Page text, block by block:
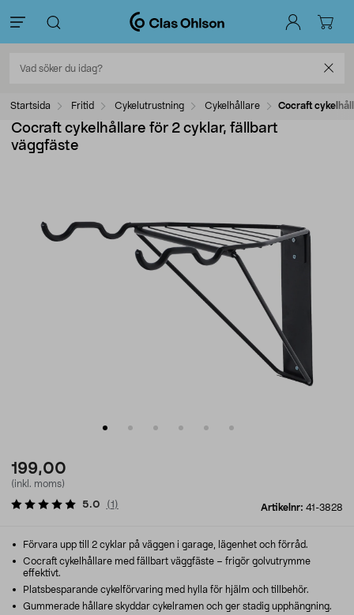
Startsida Fritid Cykelutrustning Cykelhållare Cocraft
Cocraft cykelhållare för 2 cyklar, fällbart
väggfäste
199,00
(inkl. moms)
Artikelnr: 41-3828
5.0 (1 )
Förvara upp till 2 cyklar på väggen i garage, lägenhet och förråd.
Cocraft cykelhållare med fällbart väggfäste – frigör golvutrymme
effektivt.
Platsbesparande cykelförvaring med hylla för hjälm och tillbehör.
Gummerade hållare skyddar cykelramen och ger stadig upphängning.